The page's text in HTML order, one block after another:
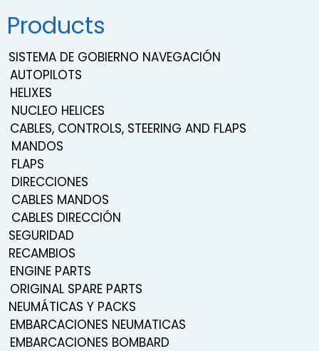
Products
SISTEMA DE GOBIERNO NAVEGACIÓN
AUTOPILOTS
HELIXES
NUCLEO HELICES
CABLES, CONTROLS, STEERING AND FLAPS
MANDOS
FLAPS
DIRECCIONES
CABLES MANDOS
CABLES DIRECCIÓN
SEGURIDAD
RECAMBIOS
ENGINE PARTS
ORIGINAL SPARE PARTS
NEUMÁTICAS Y PACKS
EMBARCACIONES NEUMATICAS
EMBARCACIONES BOMBARD